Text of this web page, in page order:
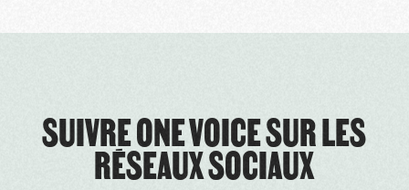
SUIVRE ONE VOICE SUR LES
RÉSEAUX SOCIAUX